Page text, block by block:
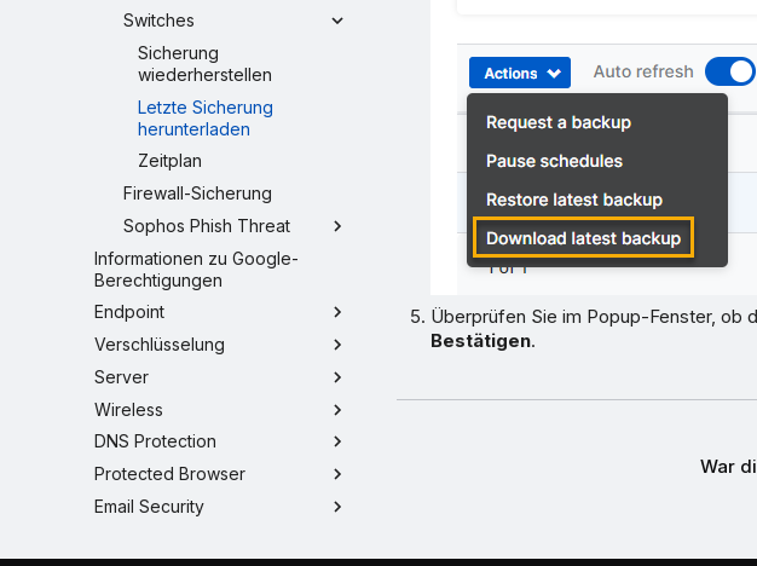
Switches
Sicherung
wiederherstellen
Letzte Sicherung
herunterladen
Zeitplan
Firewall-Sicherung
Sophos Phish Threat
Informationen zu Google-
Berechtigungen
Endpoint
Verschlüsselung
Server
Wireless
DNS Protection
Protected Browser
Email Security
Überprüfen Sie im Popup-Fenster, ob
Bestätigen.
War